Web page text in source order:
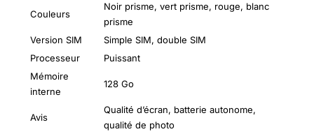
Couleurs
Noir prisme, vert prisme, rouge, blanc
prisme
Version SIM
Simple SIM, double SIM
Processeur
Puissant
Mémoire
interne
128 Go
Avis
Qualité d’écran, batterie autonome,
qualité de photo